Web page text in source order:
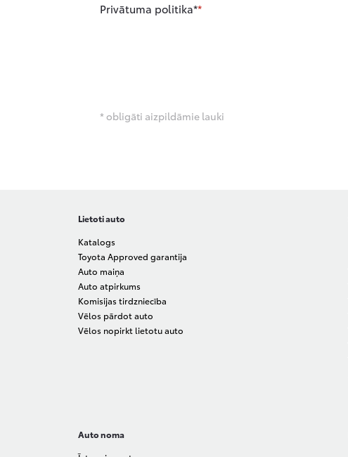
Privātuma politika*
* obligāti aizpildāmie lauki
Lietoti auto
Katalogs
Toyota Approved garantija
Auto maiņa
Auto atpirkums
Komisijas tirdzniecība
Vēlos pārdot auto
Vēlos nopirkt lietotu auto
Auto noma